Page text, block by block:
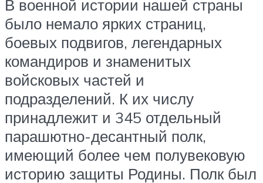
В военной истории нашей страны
было немало ярких страниц,
боевых подвигов, легендарных
командиров и знаменитых
войсковых частей и
подразделений. К их числу
принадлежит и 345 отдельный
парашютно-десантный полк,
имеющий более чем полувековую
историю защиты Родины. Полк был